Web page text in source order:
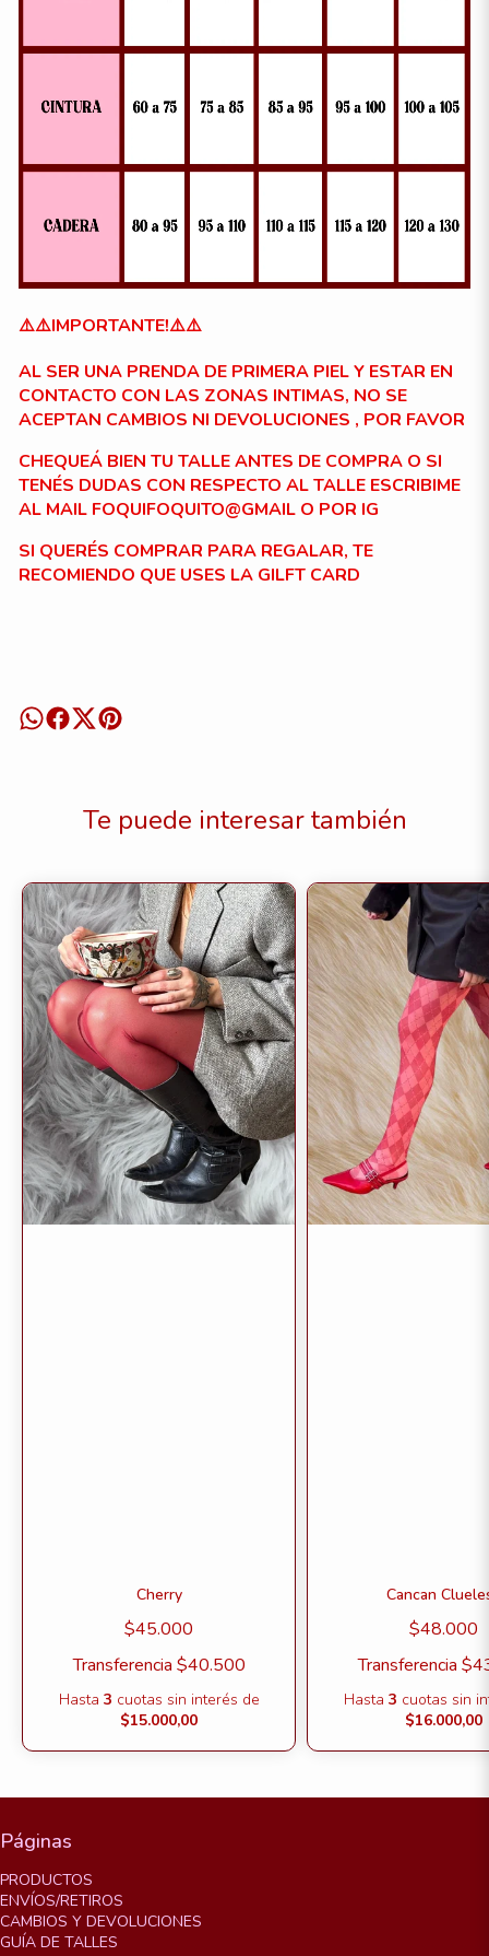
⚠️⚠️IMPORTANTE!⚠️⚠️
AL SER UNA PRENDA DE PRIMERA PIEL Y ESTAR EN
CONTACTO CON LAS ZONAS INTIMAS, NO SE
ACEPTAN CAMBIOS NI DEVOLUCIONES , POR FAVOR
CHEQUEÁ BIEN TU TALLE ANTES DE COMPRA O SI
TENÉS DUDAS CON RESPECTO AL TALLE ESCRIBIME
AL MAIL FOQUIFOQUITO@GMAIL O POR IG
SI QUERÉS COMPRAR PARA REGALAR, TE
RECOMIENDO QUE USES LA GILFT CARD
Te puede interesar también
Cherry
$45.000
Transferencia $40.500
Hasta 3 cuotas sin interés de
$15.000,00
Cancan
$48.000
Transferencia
Hasta 3 cuotas sin
$16.000,00
Páginas
PRODUCTOS
ENVÍOS/RETIROS
CAMBIOS Y DEVOLUCIONES
GUÍA DE TALLES